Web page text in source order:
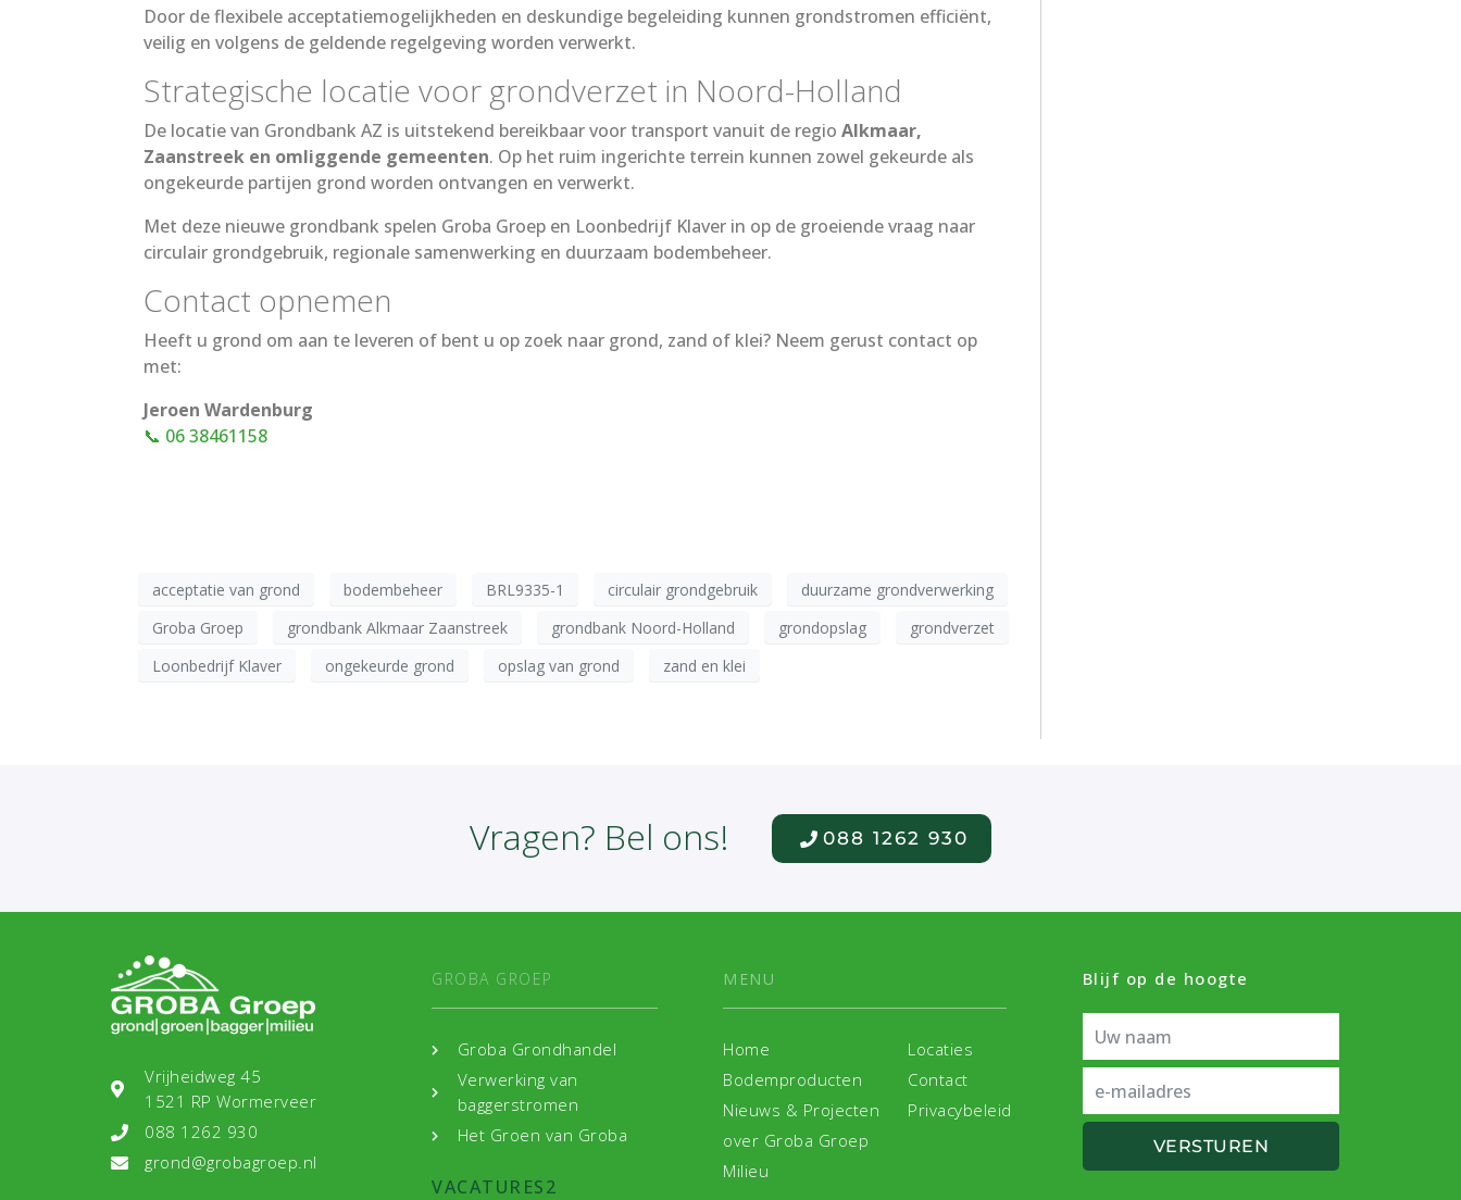
Door de flexibele acceptatiemogelijkheden en deskundige begeleiding kunnen grondstromen efficiënt,
veilig en volgens de geldende regelgeving worden verwerkt.
Strategische locatie voor grondverzet in Noord-Holland
De locatie van Grondbank AZ is uitstekend bereikbaar voor transport vanuit de regio Alkmaar,
Zaanstreek en omliggende gemeenten. Op het ruim ingerichte terrein kunnen zowel gekeurde als
ongekeurde partijen grond worden ontvangen en verwerkt.
Met deze nieuwe grondbank spelen Groba Groep en Loonbedrijf Klaver in op de groeiende vraag naar
circulair grondgebruik, regionale samenwerking en duurzaam bodembeheer.
Contact opnemen
Heeft u grond om aan te leveren of bent u op zoek naar grond, zand of klei? Neem gerust contact op
met:
Jeroen Wardenburg
📞 06 38461158
acceptatie van grond bodembeheer BRL9335-1 circulair grondgebruik
duurzame grondverwerking
Groba Groep
grondbank Alkmaar Zaanstreek grondbank Noord-Holland grondopslag
grondverzet
Loonbedrijf Klaver
ongekeurde grond opslag van grond zand en klei
Vragen? Bel ons! 088 1262 930
Vrijheidweg 45
1521 RP Wormerveer
088 1262 930
grond@grobagroep.nl
GROBA GROEP
Groba Grondhandel
Verwerking van
baggerstromen
Het Groen van Groba
VACATURES2
MENU
Home
Bodemproducten
Nieuws & Projecten
over Groba Groep
Milieu
Locaties
Contact
Privacybeleid
Blijf op de hoogte
VERSTUREN